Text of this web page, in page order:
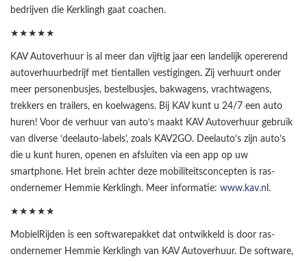
bedrijven die Kerklingh gaat coachen.
★★★★★
KAV Autoverhuur is al meer dan vijftig jaar een landelijk opererend
autoverhuurbedrijf met tientallen vestigingen. Zij verhuurt onder
meer personenbusjes, bestelbusjes, bakwagens, vrachtwagens,
trekkers en trailers, en koelwagens. Bij KAV kunt u 24/7 een auto
huren! Voor de verhuur van auto’s maakt KAV Autoverhuur gebruik
van diverse ‘deelauto-labels’, zoals KAV2GO. Deelauto’s zijn auto’s
die u kunt huren, openen en afsluiten via een app op uw
smartphone. Het brein achter deze mobiliteitsconcepten is ras-
ondernemer Hemmie Kerklingh. Meer informatie: www.kav.nl .
★★★★★
MobielRijden is een softwarepakket dat ontwikkeld is door ras-
ondernemer Hemmie Kerklingh van KAV Autoverhuur. De software,